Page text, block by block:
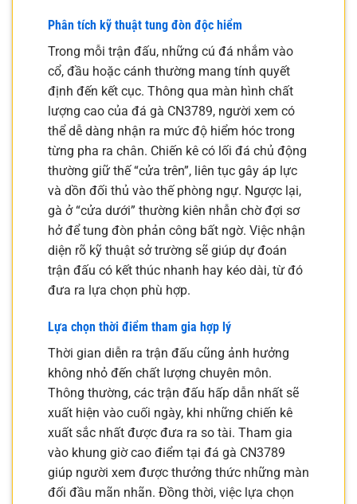
Phân tích kỹ thuật tung đòn độc hiểm
Trong mỗi trận đấu, những cú đá nhắm vào
cổ, đầu hoặc cánh thường mang tính quyết
định đến kết cục. Thông qua màn hình chất
lượng cao của đá gà CN3789, người xem có
thể dễ dàng nhận ra mức độ hiểm hóc trong
từng pha ra chân. Chiến kê có lối đá chủ động
thường giữ thế “cửa trên”, liên tục gây áp lực
và dồn đối thủ vào thế phòng ngự. Ngược lại,
gà ở “cửa dưới” thường kiên nhẫn chờ đợi sơ
hở để tung đòn phản công bất ngờ. Việc nhận
diện rõ kỹ thuật sở trường sẽ giúp dự đoán
trận đấu có kết thúc nhanh hay kéo dài, từ đó
đưa ra lựa chọn phù hợp.
Lựa chọn thời điểm tham gia hợp lý
Thời gian diễn ra trận đấu cũng ảnh hưởng
không nhỏ đến chất lượng chuyên môn.
Thông thường, các trận đấu hấp dẫn nhất sẽ
xuất hiện vào cuối ngày, khi những chiến kê
xuất sắc nhất được đưa ra so tài. Tham gia
vào khung giờ cao điểm tại đá gà CN3789
giúp người xem được thưởng thức những màn
đối đầu mãn nhãn. Đồng thời, việc lựa chọn